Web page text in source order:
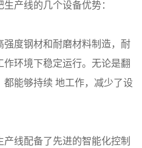
产线的几个设备优势：
度钢材和耐磨材料制造，耐
环境下稳定运行。无论是翻
能够持续 地工作，减少了设
线配备了先进的智能化控制